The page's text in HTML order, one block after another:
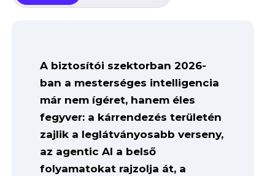
A biztosítói szektorban 2026-
ban a mesterséges intelligencia
már nem ígéret, hanem éles
fegyver: a kárrendezés területén
zajlik a leglátványosabb verseny,
az agentic AI a belső
folyamatokat rajzolja át, a